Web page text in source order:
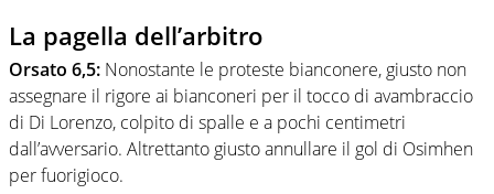
La pagella dell’arbitro
Orsato 6,5: Nonostante le proteste bianconere, giusto non
assegnare il rigore ai bianconeri per il tocco di avambraccio
di Di Lorenzo, colpito di spalle e a pochi centimetri
dall’avversario. Altrettanto giusto annullare il gol di Osimhen
per fuorigioco.